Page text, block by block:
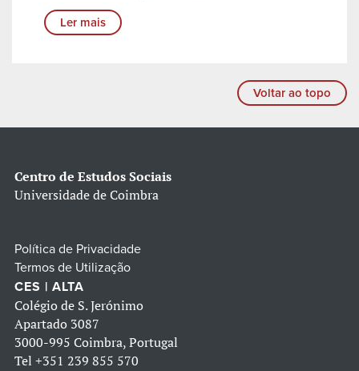
Ler mais
Voltar ao topo
Centro de Estudos Sociais
Universidade de Coimbra
Política de Privacidade
Termos de Utilização
CES | ALTA
Colégio de S. Jerónimo
Apartado 3087
3000-995 Coimbra, Portugal
Tel +351 239 855 570